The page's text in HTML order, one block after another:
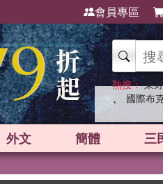
會員專區
熱搜： 東
、 國際布
外文 簡體 三